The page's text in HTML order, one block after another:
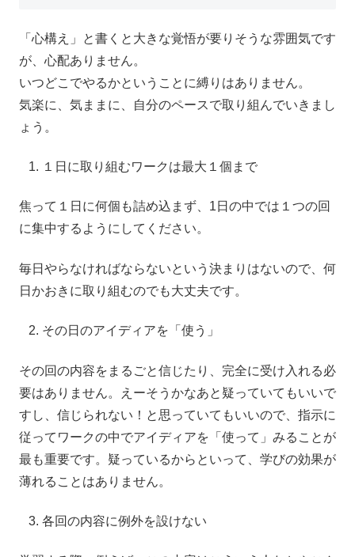
「心構え」と書くと大きな覚悟が要りそうな雰囲気です
が、心配ありません。
いつどこでやるかということに縛りはありません。
気楽に、気ままに、自分のペースで取り組んでいきまし
ょう。
１日に取り組むワークは最大１個まで
焦って１日に何個も詰め込まず、1日の中では１つの回
に集中するようにしてください。
毎日やらなければならないという決まりはないので、何
日かおきに取り組むのでも大丈夫です。
その日のアイディアを「使う」
その回の内容をまるごと信じたり、完全に受け入れる必
要はありません。えーそうかなあと疑っていてもいいで
すし、信じられない！と思っていてもいいので、指示に
従ってワークの中でアイディアを「使って」みることが
最も重要です。疑っているからといって、学びの効果が
薄れることはありません。
各回の内容に例外を設けない